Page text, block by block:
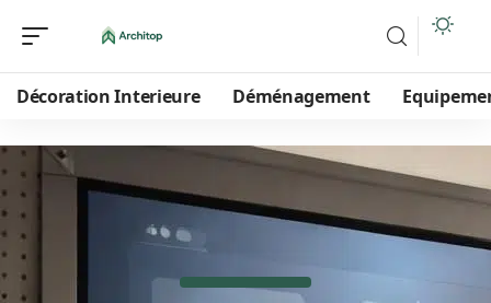
Décoration Interieure Déménagement